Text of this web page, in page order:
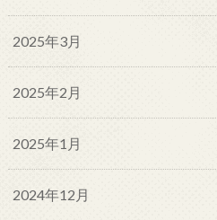
2025年3月
2025年2月
2025年1月
2024年12月